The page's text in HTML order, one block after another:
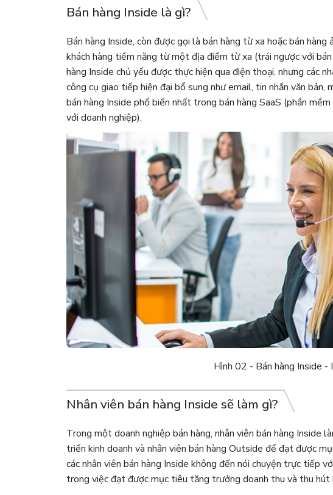
Bán hàng Inside là gì?
Bán hàng Inside, còn được gọi là bán hàng từ xa hoặc bán
khách hàng tiềm năng từ một địa điểm từ xa (trái ngược với
hàng Inside chủ yếu được thực hiện qua điện thoại, nhưng các
công cụ giao tiếp hiện đại bổ sung như email, tin nhắn văn bản,
bán hàng Inside phổ biến nhất trong bán hàng SaaS (phần
với doanh nghiệp).
Hình 02 - Bán hàng Inside -
Nhân viên bán hàng Inside sẽ làm gì?
Trong một doanh nghiệp bán hàng, nhân viên bán hàng Inside
triển kinh doanh và nhân viên bán hàng Outside để đạt được
các nhân viên bán hàng Inside không đến nói chuyện trực tiếp
trong việc đạt được mục tiêu tăng trưởng doanh thu và thu hút